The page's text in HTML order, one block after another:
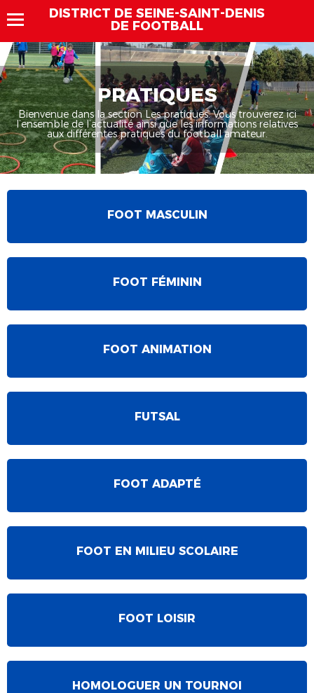
DISTRICT DE SEINE-SAINT-DENIS
DE FOOTBALL
PRATIQUES
Bienvenue dans la section Les pratiques. Vous trouverez ici
l’ensemble de l’actualité ainsi que les informations relatives
aux différentes pratiques du football amateur.
FOOT MASCULIN
FOOT FÉMININ
FOOT ANIMATION
FUTSAL
FOOT ADAPTÉ
FOOT EN MILIEU SCOLAIRE
FOOT LOISIR
HOMOLOGUER UN TOURNOI